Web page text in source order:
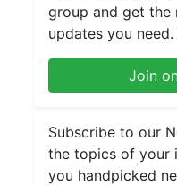
group and get the
updates you need.
Join
Subscribe to our
the topics of your
you handpicked